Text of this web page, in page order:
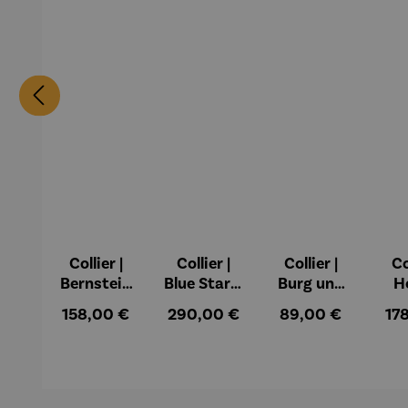
Collier |
Bernstein
Mond und
Regulärer Preis:
158,00 €
Collier |
Blue Star –
Waszak
Regulärer Preis:
290,00 €
Collier |
Burg und
Paul Klee
Regulärer Preis:
89,00 €